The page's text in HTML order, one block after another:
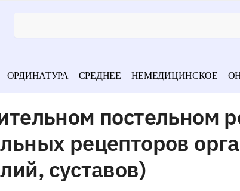
ОРДИНАТУРА СРЕДНЕЕ НЕМЕДИЦИНСКОЕ
постельном
рецепторов
суставов)